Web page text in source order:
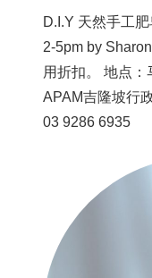
D.I.Y 天然手工
2-5pm by
用折扣。 地点
APAM吉隆坡行
03 9286 6935